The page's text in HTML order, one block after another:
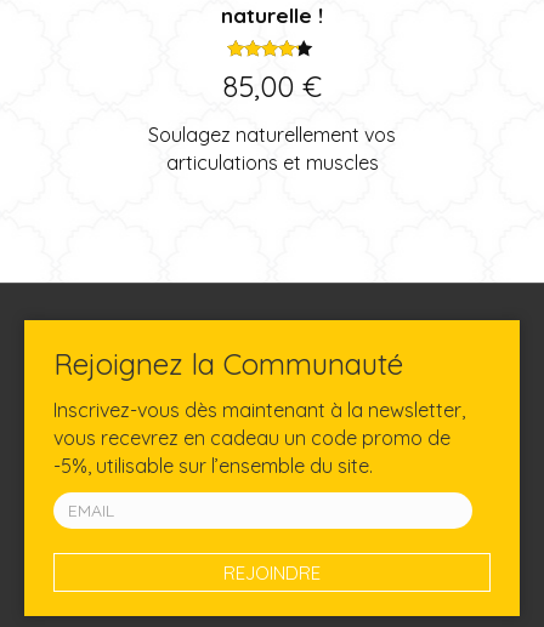
naturelle !
4.00
sur 5
85,00 €
Soulagez naturellement vos
articulations et muscles
Rejoignez la Communauté
Inscrivez-vous dès maintenant à la newsletter,
vous recevrez en cadeau un code promo de
-5%, utilisable sur l’ensemble du site.